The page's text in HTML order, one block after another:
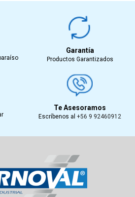
Garantía
Productos Garantizados
Te Asesoramos
Escríbenos al +56 9 92460912